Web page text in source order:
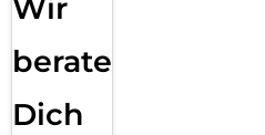
Wir
beraten
Dich